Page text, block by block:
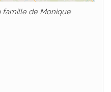
famille de Monique